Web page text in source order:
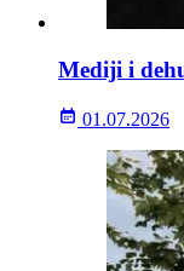
Mediji i
01.07.2026